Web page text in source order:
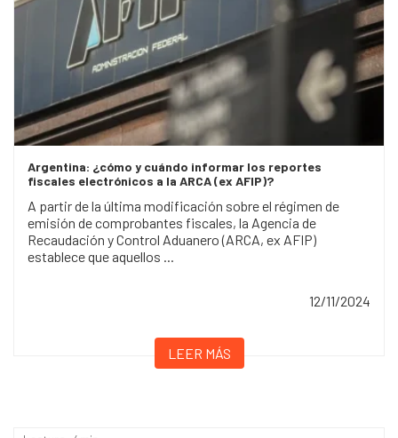
Argentina: ¿cómo y cuándo informar los reportes
fiscales electrónicos a la ARCA (ex AFIP)?
A partir de la última modificación sobre el régimen de
emisión de comprobantes fiscales, la Agencia de
Recaudación y Control Aduanero (ARCA, ex AFIP)
establece que aquellos ...
12/11/2024
LEER MÁS